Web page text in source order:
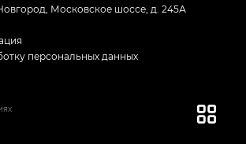
Московское шоссе, д. 245А
персональных данных